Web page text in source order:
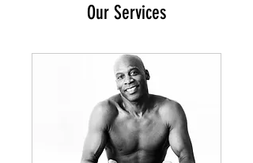
Our Services